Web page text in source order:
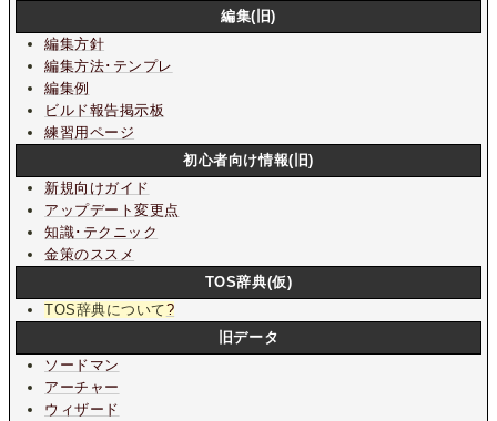
編集(旧)
編集方針
編集方法･テンプレ
編集例
ビルド報告掲示板
練習用ページ
初心者向け情報(旧)
新規向けガイド
アップデート変更点
知識･テクニック
金策のススメ
TOS辞典(仮)
TOS辞典について?
旧データ
ソードマン
アーチャー
ウィザード